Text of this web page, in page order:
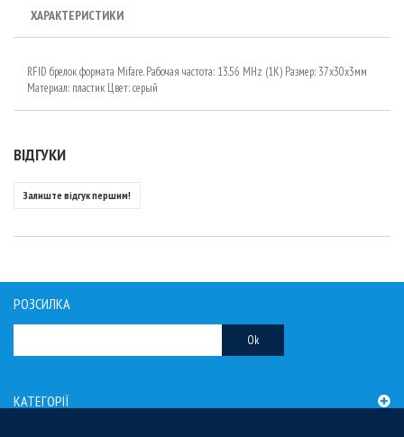
ХАРАКТЕРИСТИКИ
RFID брелок формата Mifare. Рабочая частота: 13.56 MHz (1K) Размер: 37х30х3мм
Материал: пластик Цвет: серый
ВІДГУКИ
Залиште відгук першим!
РОЗСИЛКА
Ok
КАТЕГОРІЇ